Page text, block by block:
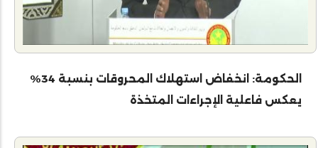
الحكومة: انخفاض استهلاك المحروقات بنسبة 34%
يعكس فاعلية الإجراءات المتخذة